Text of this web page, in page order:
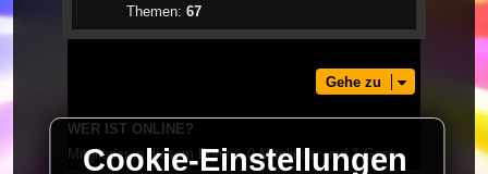
Themen: 67
Gehe zu
WER IST ONLINE?
Mitglieder in diesem Forum: 0 Mitglieder und 1 Gast
Cookie-Einstellungen